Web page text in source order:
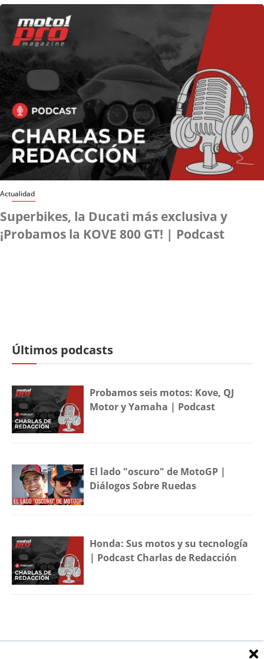
Actualidad
Superbikes, la Ducati más exclusiva y
¡Probamos la KOVE 800 GT! | Podcast
Últimos podcasts
Probamos seis motos: Kove, QJ
Motor y Yamaha | Podcast
El lado "oscuro" de MotoGP |
Diálogos Sobre Ruedas
Honda: Sus motos y su tecnología
| Podcast Charlas de Redacción